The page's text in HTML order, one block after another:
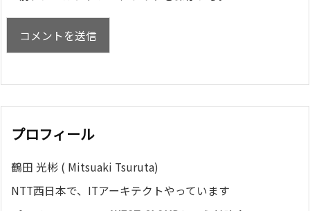
プロフィール
鶴田 光彬 ( Mitsuaki Tsuruta)
NTT西日本で、ITアーキテクトやっています